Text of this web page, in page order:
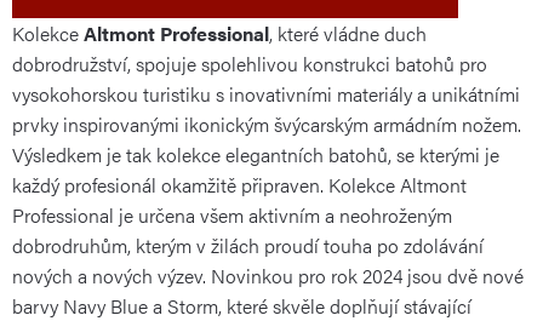
KolekceAltmont Professional, které vládne duch
dobrodružství, spojuje spolehlivou konstrukci batohů pro
vysokohorskou turistiku s inovativními materiály a unikátními
prvky inspirovanými ikonickým švýcarským armádním nožem.
Výsledkem je tak kolekce elegantních batohů, se kterými je
každý profesionál okamžitě připraven. Kolekce Altmont
Professional je určena všem aktivním a neohroženým
dobrodruhům, kterým v žilách proudí touha po zdolávání
nových a nových výzev. Novinkou pro rok 2024 jsou dvě nové
barvy Navy Blue a Storm, které skvěle doplňují stávající